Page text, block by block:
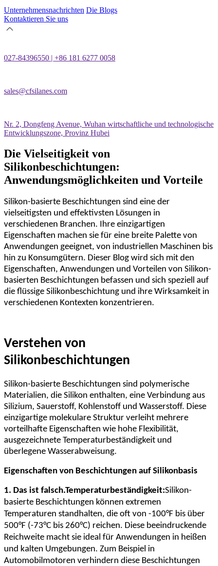
Unternehmensnachrichten Die Blogs
Kontaktieren Sie uns
027-84396550 | +86 181 6277 0058
sales@cfsilanes.com
Nr. 2, Dongfeng Avenue, Wuhan wirtschaftliche und technologische
Entwicklungszone, Provinz Hubei
Die Vielseitigkeit von
Silikonbeschichtungen:
Anwendungsmöglichkeiten und Vorteile
Silikon-basierte Beschichtungen sind eine der
vielseitigsten und effektivsten Lösungen in
verschiedenen Branchen. Ihre einzigartigen
Eigenschaften machen sie für eine breite Palette von
Anwendungen geeignet, von industriellen Maschinen bis
hin zu Konsumgütern. Dieser Blog wird sich mit den
Eigenschaften, Anwendungen und Vorteilen von Silikon-
basierten Beschichtungen befassen und sich speziell auf
die flüssige Silikonbeschichtung und ihre Wirksamkeit in
verschiedenen Kontexten konzentrieren.
Verstehen von
Silikonbeschichtungen
Silikon-basierte Beschichtungen sind polymerische
Materialien, die Silikon enthalten, eine Verbindung aus
Silizium, Sauerstoff, Kohlenstoff und Wasserstoff. Diese
einzigartige molekulare Struktur verleiht mehrere
vorteilhafte Eigenschaften wie hohe Flexibilität,
ausgezeichnete Temperaturbeständigkeit und
überlegene Wasserabweisung.
Eigenschaften von Beschichtungen auf Silikonbasis
1. Das ist falsch.Temperaturbeständigkeit:Silikon-
basierte Beschichtungen können extremen
Temperaturen standhalten, die oft von -100°F bis über
500°F (-73°C bis 260°C) reichen. Diese beeindruckende
Reichweite macht sie ideal für Anwendungen in heißen
und kalten Umgebungen. Zum Beispiel in
Automobilmotoren verhindern diese Beschichtungen